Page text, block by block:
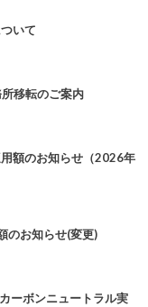
いて
移転のご案内
額のお知らせ（2026年
のお知らせ(変更)
ーボンニュートラル実